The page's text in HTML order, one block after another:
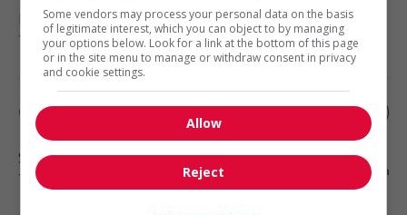
Laval, QC
Technologies et médias numériques
Gestionnaire – ti
Saint-Laurent, QC
Technologies et médias numériques
Some vendors may process your personal data on the basis
of legitimate interest, which you can object to by managing
your options below. Look for a link at the bottom of this page
or in the site menu to manage or withdraw consent in privacy
and cookie settings.
Allow
Reject